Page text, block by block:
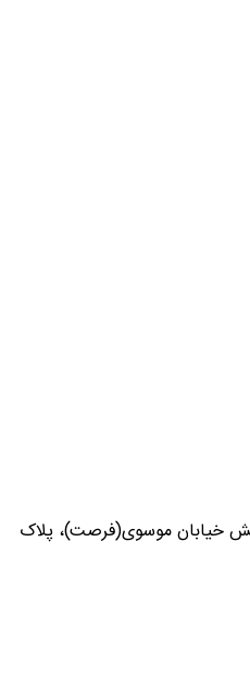
خیابان موسوی(فرصت)، پلاک